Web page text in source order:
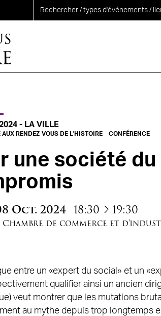
- LA VILLE
AUX RENDEZ-VOUS DE L'HISTOIRE CONFÉRENCE
une société du
Oct. 2024 18:30 à
19:30
Chambre de commerce et
entre un «expert du social» et un
qualifier ainsi un ancien
veut montrer que les mutations
au mythe depuis trop longtemps